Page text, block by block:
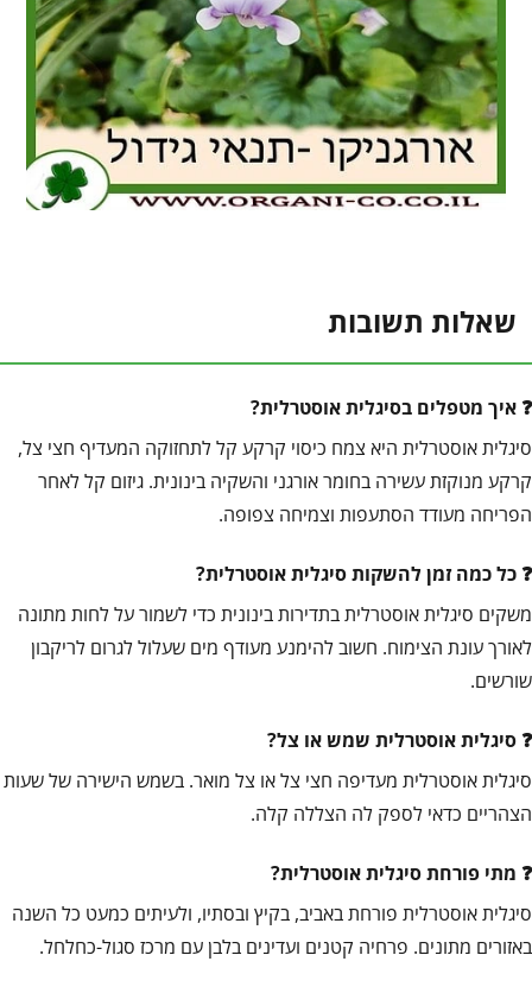
שאלות תשובות
איך מטפלים בסיגלית אוסטרלית?
סיגלית אוסטרלית היא צמח כיסוי קרקע קל לתחזוקה המעדיף חצי צל,
קרקע מנוקזת עשירה בחומר אורגני והשקיה בינונית. גיזום קל לאחר
הפריחה מעודד הסתעפות וצמיחה צפופה.
כל כמה זמן להשקות סיגלית אוסטרלית?
משקים סיגלית אוסטרלית בתדירות בינונית כדי לשמור על לחות מתונה
לאורך עונת הצימוח. חשוב להימנע מעודף מים שעלול לגרום לריקבון
שורשים.
סיגלית אוסטרלית שמש או צל?
סיגלית אוסטרלית מעדיפה חצי צל או צל מואר. בשמש הישירה של שעות
הצהריים כדאי לספק לה הצללה קלה.
מתי פורחת סיגלית אוסטרלית?
סיגלית אוסטרלית פורחת באביב, בקיץ ובסתיו, ולעיתים כמעט כל השנה
באזורים מתונים. פרחיה קטנים ועדינים בלבן עם מרכז סגול-כחלחל.